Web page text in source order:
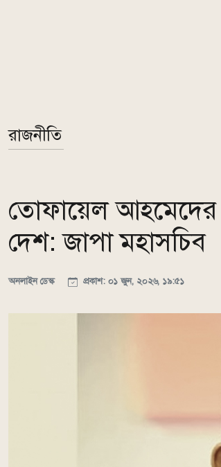
রাজনীতি
তোফায়েল আহমেদের
দেশ: জাপা মহাসচিব
অনলাইন ডেস্ক প্রকাশ: ০১ জুন, ২০২৬, ১৯:৫১